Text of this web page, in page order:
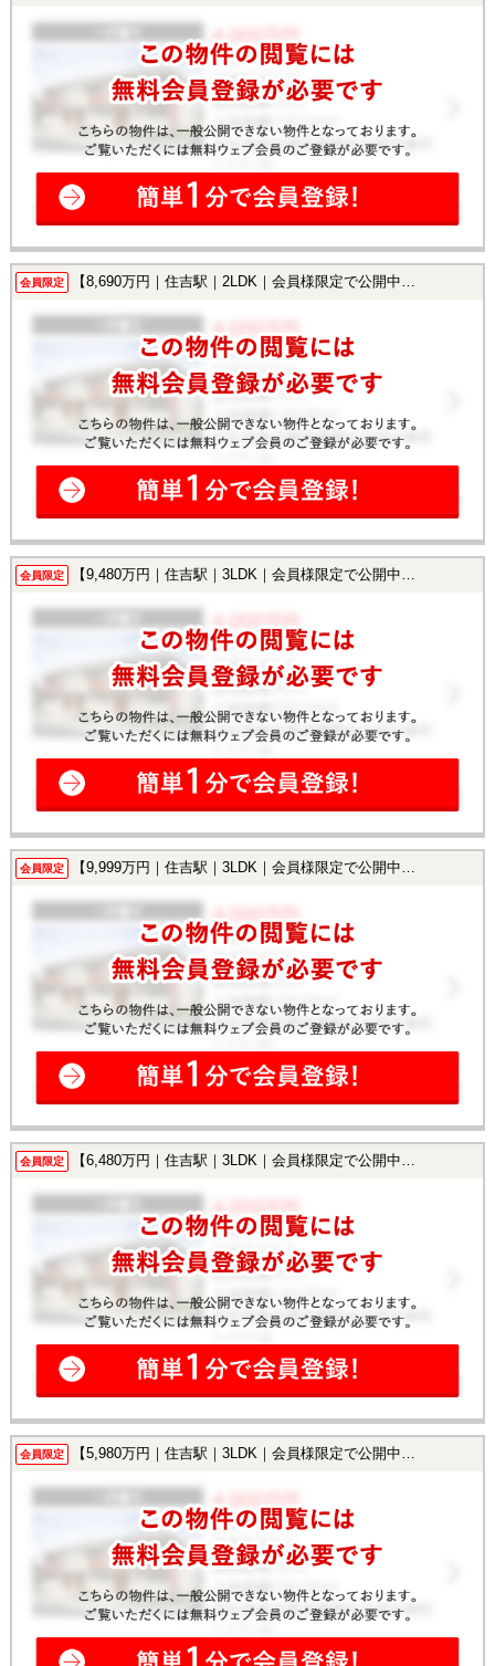
会員限定 【8,690万円｜住吉駅｜2LDK｜会員様限定で公開中！】
会員限定 【9,480万円｜住吉駅｜3LDK｜会員様限定で公開中！】
会員限定 【9,999万円｜住吉駅｜3LDK｜会員様限定で公開中！】
会員限定 【6,480万円｜住吉駅｜3LDK｜会員様限定で公開中！】
会員限定 【5,980万円｜住吉駅｜3LDK｜会員様限定で公開中！】